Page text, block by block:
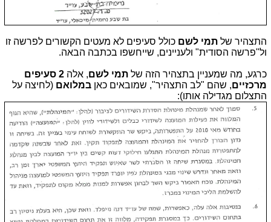
התצהיר של תמי לשם כולל סעיפים לא מעטים הקשורים לפרשה זו
ול"פרשה הסודית" ולעניינים, שייחשפו בכתבה הבאה.
כרגע, מה שמעניין בתצהיר הזה של תמי לשם, אלה
2 סעיפים
מרכזיים, שהם "לב התצהיר", שמובאים כאן במלואם (לחיצה על
התצלום מגדילה אותו):